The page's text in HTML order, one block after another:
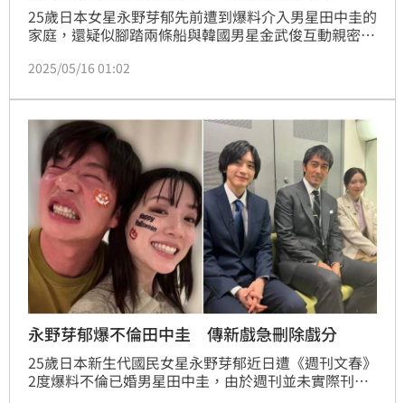
25歲日本女星永野芽郁先前遭到爆料介入男星田中圭的
家庭，還疑似腳踏兩條船與韓國男星金武俊互動親密，
業受到重挫，遭到多家廠商切割，如今恐怕得面臨10億
2025/05/16 01:02
永野芽郁爆不倫田中圭 傳新戲急刪除戲分
25歲日本新生代國民女星永野芽郁近日遭《週刊文春》
2度爆料不倫已婚男星田中圭，由於週刊並未實際刊出